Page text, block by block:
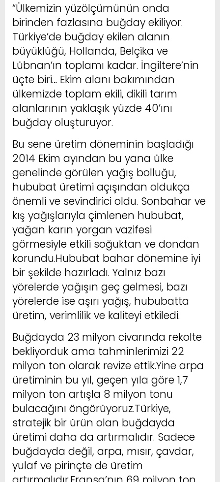
“Ülkemizin yüzölçümünün onda
birinden fazlasına buğday ekiliyor.
Türkiye’de buğday ekilen alanın
büyüklüğü, Hollanda, Belçika ve
Lübnan’ın toplamı kadar. İngiltere’nin
üçte biri… Ekim alanı bakımından
ülkemizde toplam ekili, dikili tarım
alanlarının yaklaşık yüzde 40’ını
buğday oluşturuyor.
Bu sene üretim döneminin başladığı
2014 Ekim ayından bu yana ülke
genelinde görülen yağış bolluğu,
hububat üretimi açışından oldukça
önemli ve sevindirici oldu. Sonbahar ve
kış yağışlarıyla çimlenen hububat,
yağan karın yorgan vazifesi
görmesiyle etkili soğuktan ve dondan
korundu.Hububat bahar dönemine iyi
bir şekilde hazırladı. Yalnız bazı
yörelerde yağışın geç gelmesi, bazı
yörelerde ise aşırı yağış, hububatta
üretim, verimlilik ve kaliteyi etkiledi.
Buğdayda 23 milyon civarında rekolte
bekliyorduk ama tahminlerimizi 22
milyon ton olarak revize ettik.Yine arpa
üretiminin bu yıl, geçen yıla göre 1,7
milyon ton artışla 8 milyon tonu
bulacağını öngörüyoruz.Türkiye,
stratejik bir ürün olan buğdayda
üretimi daha da artırmalıdır. Sadece
buğdayda değil, arpa, mısır, çavdar,
yulaf ve pirinçte de üretim